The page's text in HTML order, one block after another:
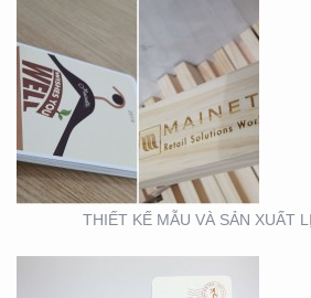
THIẾT KẾ MẪU VÀ SẢN XUẤT
MẪU THIẾT KẾ LỊCH
TẾT